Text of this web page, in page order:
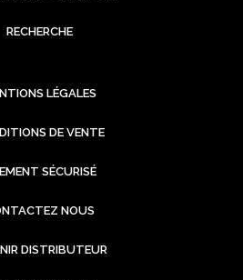
RECHERCHE
LÉGALES
DE VENTE
SÉCURISÉ
NOUS
DISTRIBUTEUR